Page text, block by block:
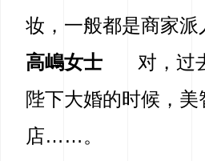
妆，一般都是商家派
高嶋女士
对，过
陛下大婚的时候，
店……。